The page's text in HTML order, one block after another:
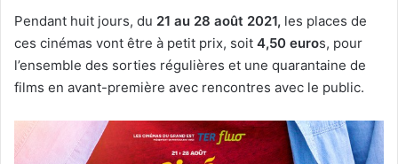
Pendant huit jours, du 21 au 28 août 2021, les places de
ces cinémas vont être à petit prix, soit 4,50 euros, pour
l’ensemble des sorties régulières et une quarantaine de
films en avant-première avec rencontres avec le public.